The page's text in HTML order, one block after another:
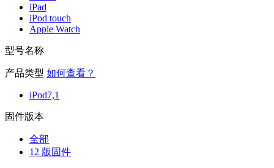
iPad
iPod touch
Apple Watch
型号名称
产品类型 如何查看？
iPod7,1
固件版本
全部
12 版固件